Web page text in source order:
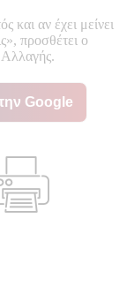
και αν έχει μείνει
προσθέτει ο
Google